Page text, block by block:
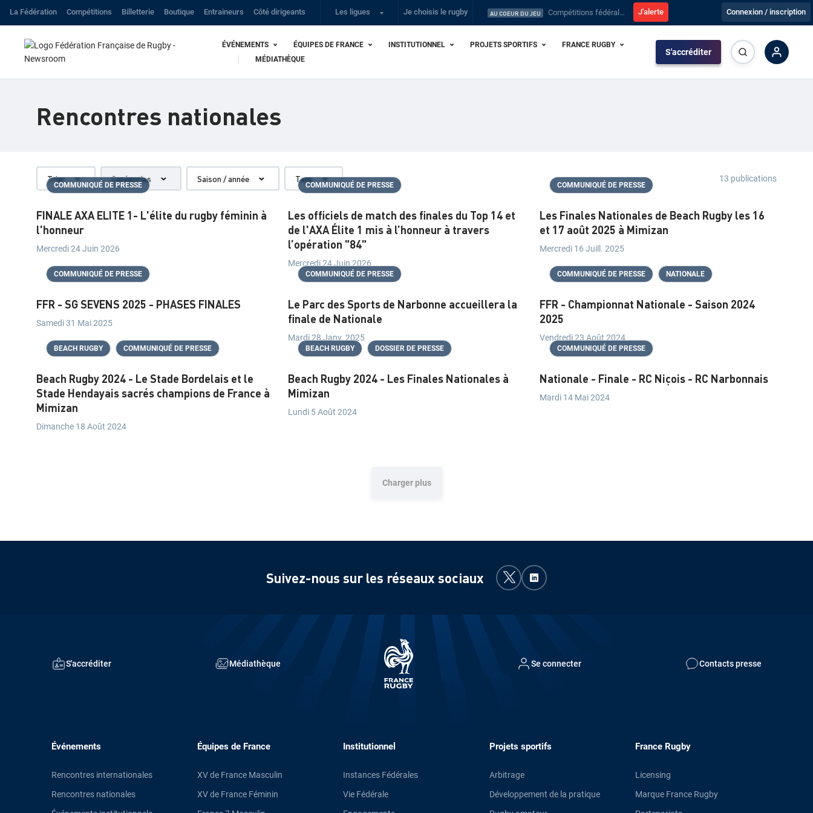
La Fédération Compétitions Billetterie Boutique Entraineurs Côté dirigeants Les ligues Je choisis le rugby AU COEUR DU JEU Compétitions fédérales : Tout savoir sur la saison 2026-2027 Connexion / inscription
J'alerte
ÉVÉNEMENTS ÉQUIPES DE FRANCE INSTITUTIONNEL PROJETS SPORTIFS
FRANCE RUGBY
MÉDIATHÈQUE
S'accréditer
É
Rencontres nationales
Trier Catégories Saison / année Tags 13 publications
COMMUNIQUÉ DE PRESSE
FINALE AXA ELITE 1- L'élite du rugby féminin à
l'honneur
Mercredi 24 Juin 2026
COMMUNIQUÉ DE PRESSE
Les officiels de match des finales du Top 14 et
de l'AXA Élite 1 mis à l’honneur à travers
l’opération "84"
Mercredi 24 Juin 2026
COMMUNIQUÉ DE PRESSE
Les Finales Nationales de Beach Rugby les 16
et 17 août 2025 à Mimizan
Mercredi 16 Juill. 2025
COMMUNIQUÉ DE PRESSE
FFR - SG SEVENS 2025 - PHASES FINALES
Samedi 31 Mai 2025
COMMUNIQUÉ DE PRESSE
Le Parc des Sports de Narbonne accueillera la
finale de Nationale
Mardi 28 Janv. 2025
COMMUNIQUÉ DE PRESSE NATIONALE
FFR - Championnat Nationale - Saison 2024
2025
Vendredi 23 Août 2024
BEACH RUGBY COMMUNIQUÉ DE PRESSE
Beach Rugby 2024 - Le Stade Bordelais et le
Stade Hendayais sacrés champions de France à
Mimizan
Dimanche 18 Août 2024
BEACH RUGBY DOSSIER DE PRESSE
Beach Rugby 2024 - Les Finales Nationales à
Mimizan
Lundi 5 Août 2024
COMMUNIQUÉ DE PRESSE
Nationale - Finale - RC Niçois - RC Narbonnais
Mardi 14 Mai 2024
Charger plus
Suivez-nous sur les réseaux sociaux
S'accréditer Médiathèque Se connecter Contacts presse
Événements
Rencontres internationales
Rencontres nationales
Équipes de France
XV de France Masculin
XV de France Féminin
Institutionnel
Instances Fédérales
Vie Fédérale
Projets sportifs
Arbitrage
Développement de la pratique
France Rugby
Licensing
Marque France Rugby